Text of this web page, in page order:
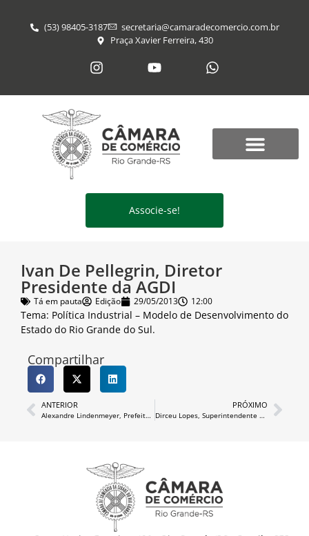
(53) 98405-3187
secretaria@​camaradecomercio.com.br
Praça Xavier Ferreira, 430
Associe-se!
Ivan De Pellegrin, Diretor
Presidente da AGDI
Tá em pauta Edição 29/05/2013 12:00
Tema: Política Industrial – Modelo de Desenvolvimento do
Estado do Rio Grande do Sul.
Compartilhar
ANTERIOR
Alexandre Lindenmeyer, Prefeito Municipal
PRÓXIMO
Dirceu Lopes, Superintendente Porto do Rio Grande